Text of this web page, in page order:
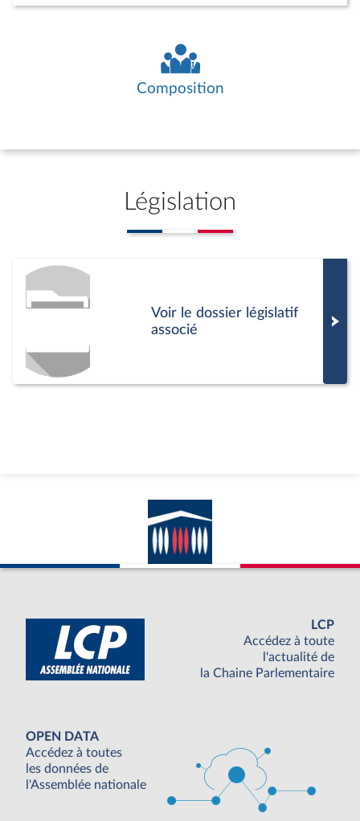
par le Gouvernement. En cas d’accord,
Sans accord, le texte peut faire l’objet
d’une nouvelle lecture. En cas de
désaccord persistant, le Gouvernement
Composition
Législation
Voir le dossier législatif
associé
LCP
Accédez à toute
l'actualité de
la Chaine Parlementaire
OPEN DATA
Accédez à toutes
les données de
l'Assemblée nationale